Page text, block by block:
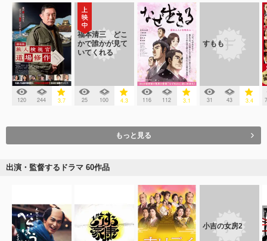
120 244 3.7
福本清三 どこ
かで誰かが見て
いてくれる
25 100 4.3 116 112 3.1
すもも
31 43 3.4
もっと見る
出演・監督するドラマ 60作品
小吉の女房2